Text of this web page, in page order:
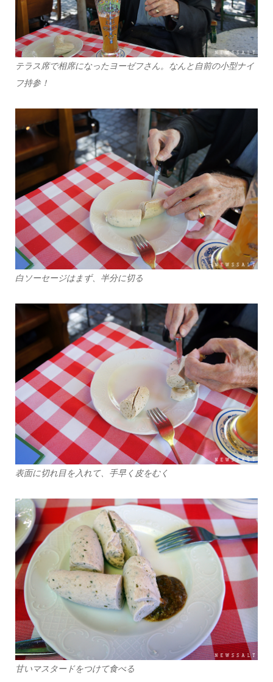
テラス席で相席になったヨーゼフさん。なんと自前の小型ナイ
フ持参！
白ソーセージはまず、半分に切る
表面に切れ目を入れて、手早く皮をむく
甘いマスタードをつけて食べる